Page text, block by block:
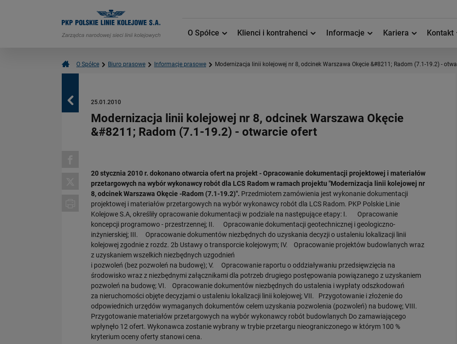
O Spółce Klienci i kontrahenci Informacje Kariera Kontakt
O Spółce Biuro prasowe Informacje prasowe Modernizacja linii kolejowej nr 8, odcinek Warszawa Okęcie &#8211; Radom (7.1-19.2) -
Powrót 25.01.2010
Modernizacja linii kolejowej nr 8, odcinek Warszawa Okęcie
&#8211; Radom (7.1-19.2) - otwarcie ofert
20 stycznia 2010 r. dokonano otwarcia ofert na projekt - Opracowanie dokumentacji projektowej i materiałów
przetargowych na wybór wykonawcy robót dla LCS Radom w ramach projektu "Modernizacja linii kolejowej nr
8, odcinek Warszawa Okęcie -Radom (7.1-19.2)". Przedmiotem zamówienia jest wykonanie dokumentacji
projektowej i materiałów przetargowych na wybór wykonawcy robót dla LCS Radom. PKP Polskie Linie
Kolejowe S.A, określiły opracowanie dokumentacji w podziale na następujące etapy: I. Opracowanie
koncepcji programowo - przestrzennej; II. Opracowanie dokumentacji geotechnicznej i geologiczno-
inżynierskiej; III. Opracowanie dokumentów niezbędnych do uzyskania decyzji o ustaleniu lokalizacji linii
kolejowej zgodnie z rozdz. 2b Ustawy o transporcie kolejowym; IV. Opracowanie projektów budowlanych wraz
z uzyskaniem wszelkich niezbędnych uzgodnień
i pozwoleń (bez pozwoleń na budowę); V. Opracowanie raportu o oddziaływaniu przedsięwzięcia na
środowisko wraz z niezbędnymi załącznikami dla potrzeb drugiego postępowania powiązanego z uzyskaniem
pozwoleń na budowę; VI. Opracowanie dokumentów niezbędnych do ustalenia i wypłaty odszkodowań
za nieruchomości objęte decyzjami o ustaleniu lokalizacji linii kolejowej; VII. Przygotowanie i złożenie do
odpowiednich urzędów wymaganych dokumentów celem uzyskania pozwolenia (pozwoleń) na budowę; VIII.
Przygotowanie materiałów przetargowych na wybór wykonawcy robót budowlanych Do zamawiającego
wpłynęło 12 ofert. Wykonawca zostanie wybrany w trybie przetargu nieograniczonego w którym 100 %
kryterium oceny oferty stanowi cena.